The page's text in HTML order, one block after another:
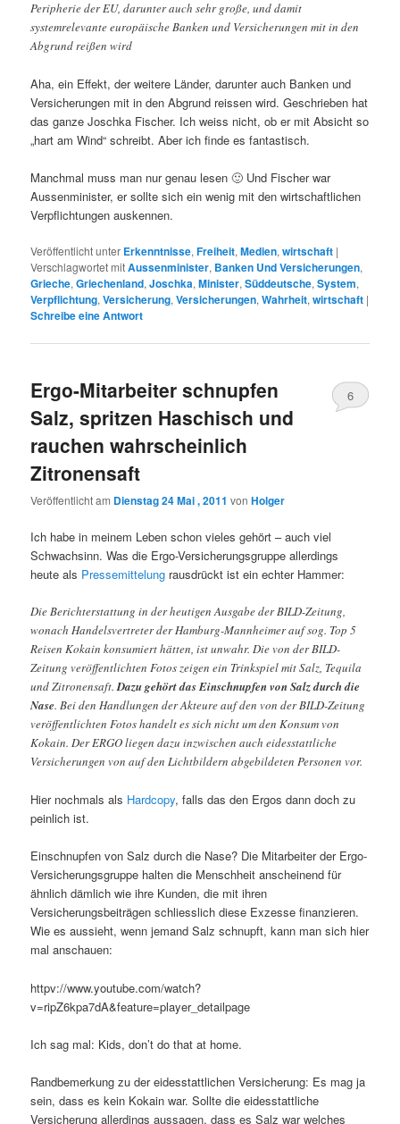
Peripherie der EU, darunter auch sehr große, und damit
systemrelevante europäische Banken und Versicherungen mit in den
Abgrund reißen wird
Aha, ein Effekt, der weitere Länder, darunter auch Banken und
Versicherungen mit in den Abgrund reissen wird. Geschrieben hat
das ganze Joschka Fischer. Ich weiss nicht, ob er mit Absicht so
„hart am Wind“ schreibt. Aber ich finde es fantastisch.
Manchmal muss man nur genau lesen 🙂 Und Fischer war
Aussenminister, er sollte sich ein wenig mit den wirtschaftlichen
Verpflichtungen auskennen.
Veröffentlicht unter Erkenntnisse,Freiheit,Medien,wirtschaft |
Verschlagwortet mitAussenminister, Banken Und Versicherungen,
Grieche,Griechenland,Joschka,Minister,Süddeutsche,System,
Verpflichtung,Versicherung,Versicherungen,Wahrheit,wirtschaft |
Schreibe eine Antwort
Ergo-Mitarbeiter schnupfen
Salz, spritzen Haschisch und
rauchen wahrscheinlich
Zitronensaft
Veröffentlicht am Dienstag 24 Mai , 2011 vonHolger
6
Ich habe in meinem Leben schon vieles gehört – auch viel
Schwachsinn. Was die Ergo-Versicherungsgruppe allerdings
heute als Pressemittelung rausdrückt ist ein echter Hammer:
Die Berichterstattung in der heutigen Ausgabe der BILD-Zeitung,
wonach Handelsvertreter der Hamburg-Mannheimer auf sog. Top 5
Reisen Kokain konsumiert hätten, ist unwahr. Die von der BILD-
Zeitung veröffentlichten Fotos zeigen ein Trinkspiel mit Salz, Tequila
und Zitronensaft.Dazu gehört das Einschnupfen von Salz durch die
Nase. Bei den Handlungen der Akteure auf den von der BILD-Zeitung
veröffentlichten Fotos handelt es sich nicht um den Konsum von
Kokain. Der ERGO liegen dazu inzwischen auch eidesstattliche
Versicherungen von auf den Lichtbildern abgebildeten Personen vor.
Hier nochmals als Hardcopy, falls das den Ergos dann doch zu
peinlich ist.
Einschnupfen von Salz durch die Nase? Die Mitarbeiter der Ergo-
Versicherungsgruppe halten die Menschheit anscheinend für
ähnlich dämlich wie ihre Kunden, die mit ihren
Versicherungsbeiträgen schliesslich diese Exzesse finanzieren.
Wie es aussieht, wenn jemand Salz schnupft, kann man sich hier
mal anschauen:
httpv://www.youtube.com/watch?
v=ripZ6kpa7dA&feature=player_detailpage
Ich sag mal: Kids, don’t do that at home.
Randbemerkung zu der eidesstattlichen Versicherung: Es mag ja
sein, dass es kein Kokain war. Sollte die eidesstattliche
Versicherung allerdings aussagen, dass es Salz war welches